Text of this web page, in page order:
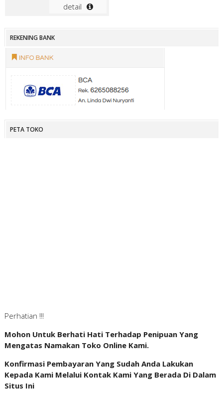
detail
REKENING BANK
PETA TOKO
Perhatian !!!
Mohon Untuk Berhati Hati Terhadap Penipuan Yang
Mengatas Namakan Toko Online Kami.
Konfirmasi Pembayaran Yang Sudah Anda Lakukan
Kepada Kami Melalui Kontak Kami Yang Berada Di Dalam
Situs Ini